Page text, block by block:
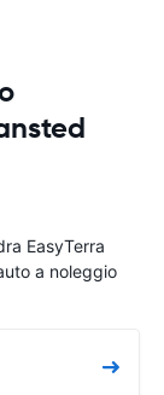
EasyTerra
a noleggio